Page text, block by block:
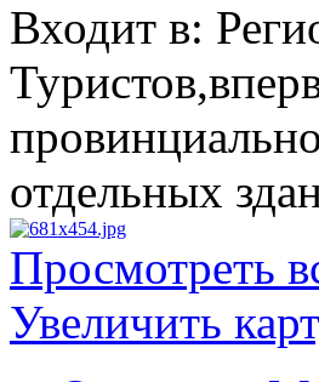
Входит в:
отдельных
Просмотреть
Увеличить